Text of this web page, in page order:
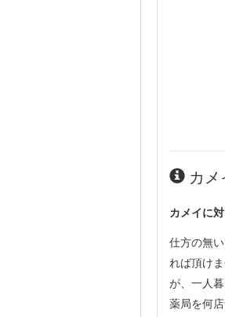
カメ
カメイに
仕方の無
れば頂け
が、一人
薬局を何